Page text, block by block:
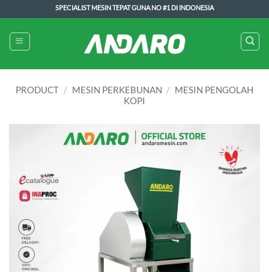
to
content
SPECIALIST MESIN TEPAT GUNA NO #1 DI INDONESIA
PRODUCT / MESIN PERKEBUNAN / MESIN PENGOLAH
KOPI